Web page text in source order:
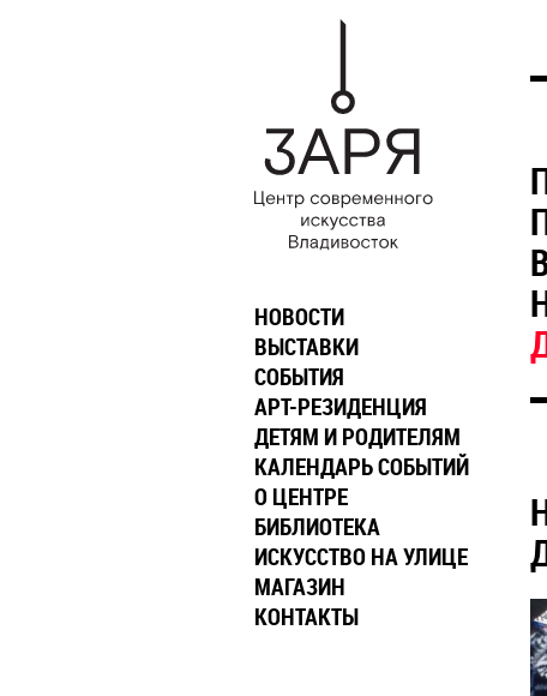
НОВОСТИ
ВЫСТАВКИ
СОБЫТИЯ
АРТ-РЕЗИДЕНЦИЯ
ДЕТЯМ И РОДИТЕЛЯМ
КАЛЕНДАРЬ СОБЫТИЙ
О ЦЕНТРЕ
БИБЛИОТЕКА
ИСКУССТВО НА УЛИЦЕ
МАГАЗИН
КОНТАКТЫ